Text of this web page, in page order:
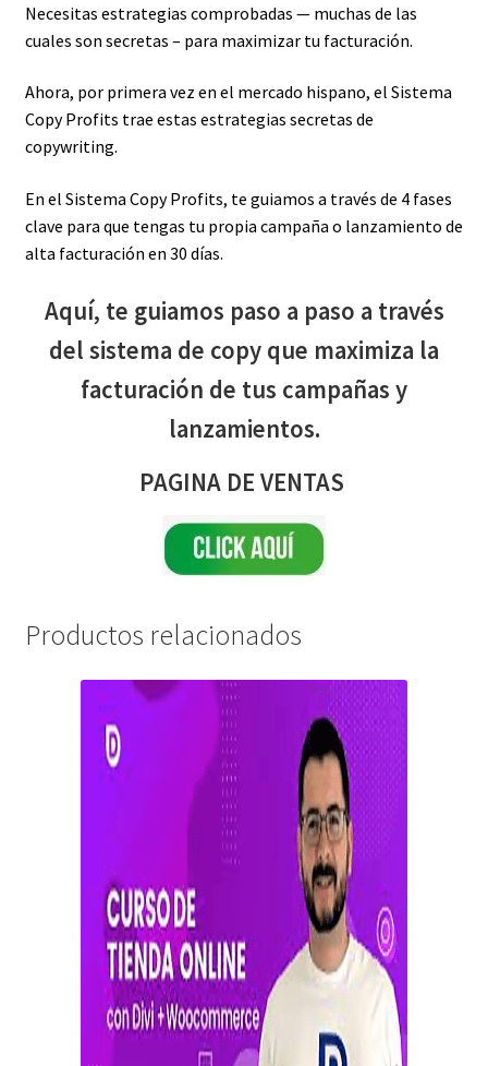
Necesitas estrategias comprobadas — muchas de las
cuales son secretas – para maximizar tu facturación.
Ahora, por primera vez en el mercado hispano, el Sistema
Copy Profits trae estas estrategias secretas de
copywriting.
En el Sistema Copy Profits, te guiamos a través de 4 fases
clave para que tengas tu propia campaña o lanzamiento de
alta facturación en 30 días.
Aquí, te guiamos paso a paso a través
del sistema de copy que maximiza la
facturación de tus campañas y
lanzamientos.
PAGINA DE VENTAS
Productos relacionados